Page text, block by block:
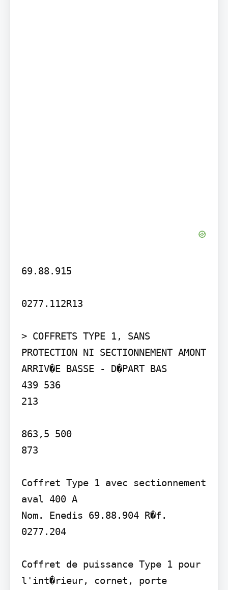
69.88.915
0277.112R13
> COFFRETS TYPE 1, SANS
PROTECTION NI SECTIONNEMENT AMONT
ARRIV�E BASSE - D�PART BAS
439 536
213
863,5 500
873
Coffret Type 1 avec sectionnement
aval 400 A
Nom. Enedis 69.88.904 R�f.
0277.204
Coffret de puissance Type 1 pour
l'int�rieur, cornet, porte